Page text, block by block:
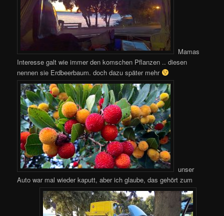
Mamas
Interesse galt wie immer den komschen Pflanzen .. diesen
nennen sie Erdbeerbaum. doch dazu später mehr
unser
Auto war mal wieder kaputt, aber ich glaube, das gehört zum